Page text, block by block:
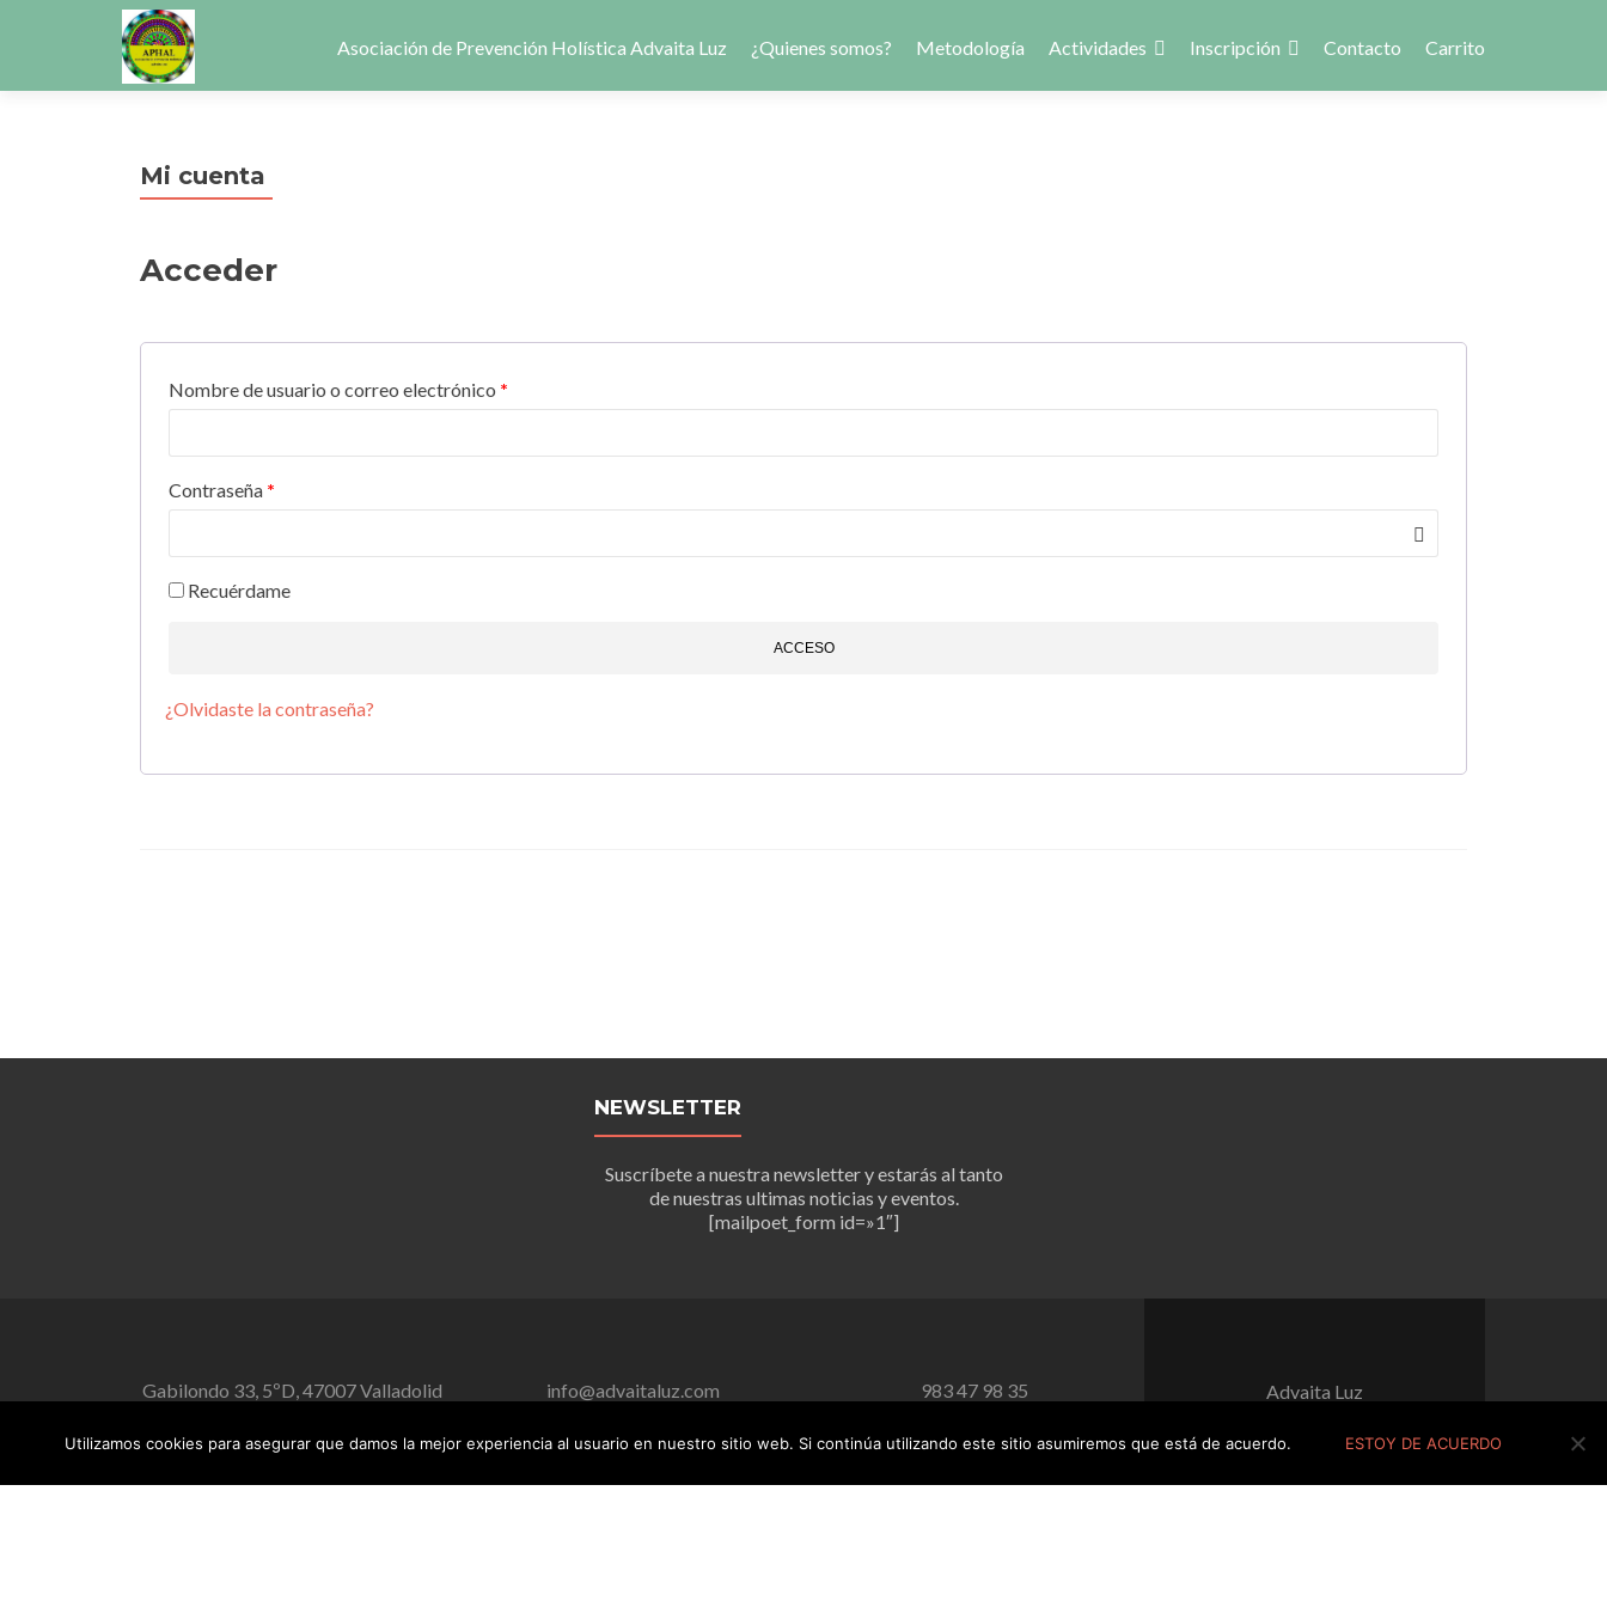
al
Asociación de Prevención Holística Advaita Luz ¿Quienes somos? Metodología Actividades Inscripción Contacto Carrito
Mi cuenta
Acceder
Nombre de usuario o correo electrónico *
Contraseña *
Recuérdame
ACCESO
¿Olvidaste la contraseña?
NEWSLETTER
Suscríbete a nuestra newsletter y estarás al tanto
de nuestras ultimas noticias y eventos.
[mailpoet_form id=»1″]
Gabilondo 33, 5ºD, 47007 Valladolid info@advaitaluz.com 983 47 98 35 Advaita Luz
Utilizamos cookies para asegurar que damos la mejor experiencia al usuario en nuestro sitio web. Si continúa utilizando este sitio asumiremos que está de acuerdo. ESTOY DE ACUERDO